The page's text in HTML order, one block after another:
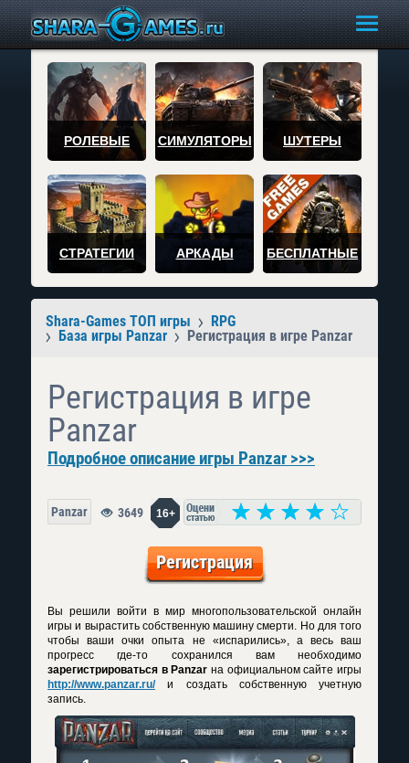
РОЛЕВЫЕ СИМУЛЯТОРЫ ШУТЕРЫ
СТРАТЕГИИ АРКАДЫ БЕСПЛАТНЫЕ
Shara-Games ТОП игры
RPG
База игры Panzar
Регистрация в игре Panzar
Регистрация в игре
Panzar
Подробное описание игры Panzar >>>
Panzar 16+
3649
Регистрация
Вы решили войти в мир многопользовательской онлайн
игры и вырастить собственную машину смерти. Но для того
чтобы ваши очки опыта не «испарились», а весь ваш
прогресс где-то сохранился вам необходимо
зарегистрироваться в Panzar на официальном сайте игры
http://www.panzar.ru/и создать собственную учетную
запись.